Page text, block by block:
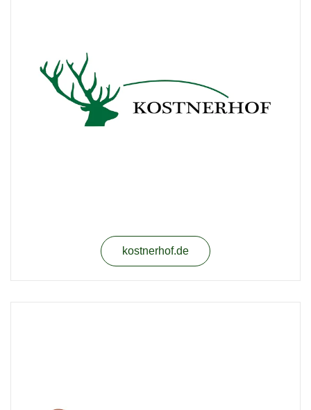
kostnerhof.de